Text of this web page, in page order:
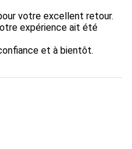
votre excellent retour.
expérience ait été
et à bientôt.